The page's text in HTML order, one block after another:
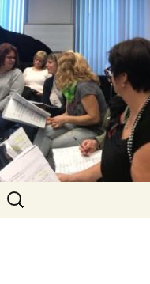
Rechercher :